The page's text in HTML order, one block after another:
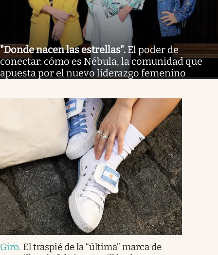
"Donde nacen las estrellas". El poder de
conectar: cómo es Nébula, la comunidad que
apuesta por el nuevo liderazgo femenino
Giro. El traspié de la “última” marca de